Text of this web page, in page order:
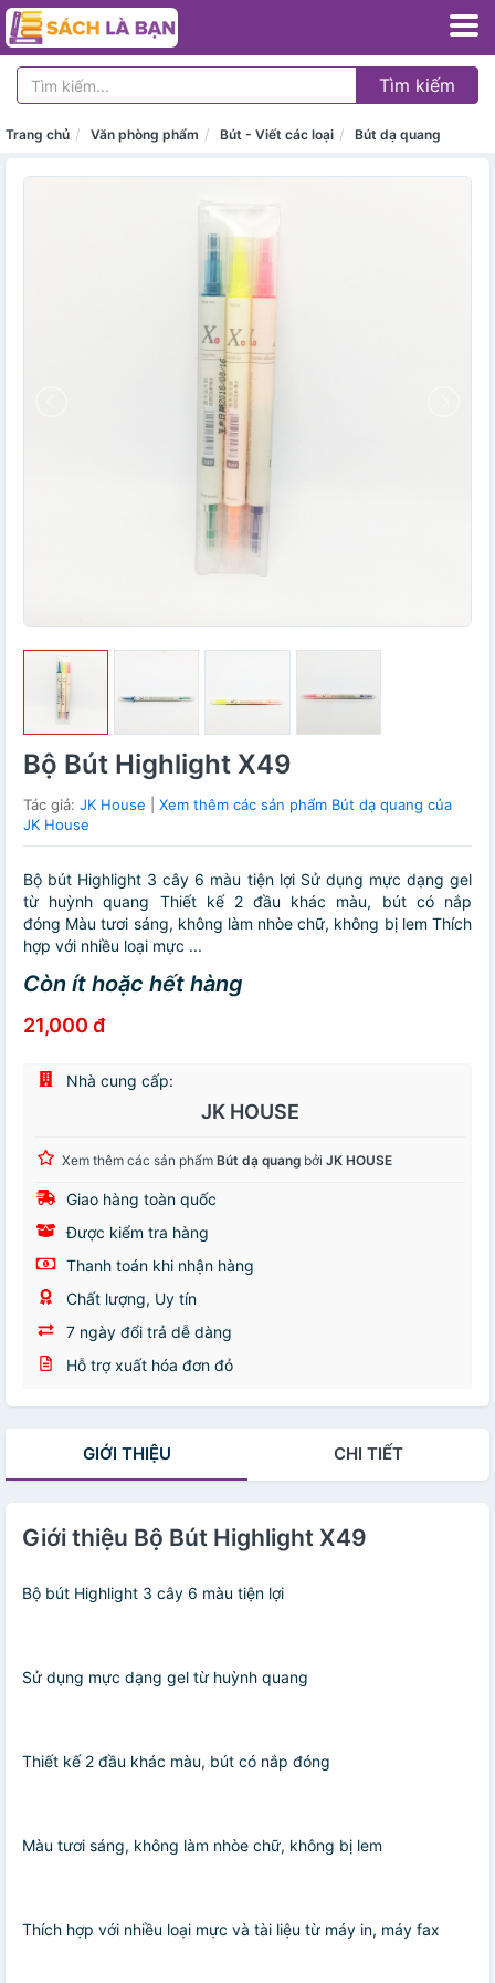
Tìm kiếm
Trang chủ Văn phòng phẩm Bút - Viết các loại Bút dạ quang
Bộ Bút Highlight X49
Tác giả: JK House
Xem thêm các sản phẩm Bút dạ quang của
JK House
Bộ bút Highlight 3 cây 6 màu tiện lợi Sử dụng mực dạng gel
từ huỳnh quang Thiết kế 2 đầu khác màu, bút có nắp
đóng Màu tươi sáng, không làm nhòe chữ, không bị lem Thích
hợp với nhiều loại mực ...
Còn ít hoặc hết hàng
21,000 đ
Nhà cung cấp:
JK HOUSE
Xem thêm các sản phẩm Bút dạ quang bởi JK HOUSE
Giao hàng toàn quốc
Được kiểm tra hàng
Thanh toán khi nhận hàng
Chất lượng, Uy tín
7 ngày đổi trả dễ dàng
Hỗ trợ xuất hóa đơn đỏ
GIỚI THIỆU CHI TIẾT
Giới thiệu Bộ Bút Highlight X49
Bộ bút Highlight 3 cây 6 màu tiện lợi
Sử dụng mực dạng gel từ huỳnh quang
Thiết kế 2 đầu khác màu, bút có nắp đóng
Màu tươi sáng, không làm nhòe chữ, không bị lem
Thích hợp với nhiều loại mực và tài liệu từ máy in, máy fax